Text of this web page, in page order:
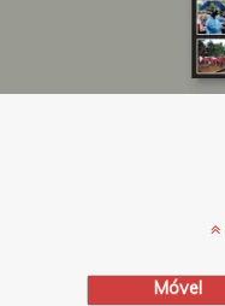
Móvel